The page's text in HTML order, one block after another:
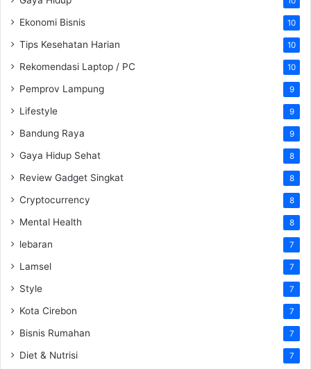
Ekonomi Bisnis 10
Tips Kesehatan Harian 10
Rekomendasi Laptop / PC 10
Pemprov Lampung 9
Lifestyle 9
Bandung Raya 9
Gaya Hidup Sehat 8
Review Gadget Singkat 8
Cryptocurrency 8
Mental Health 8
lebaran 7
Lamsel 7
Style 7
Kota Cirebon 7
Bisnis Rumahan 7
Diet & Nutrisi 7